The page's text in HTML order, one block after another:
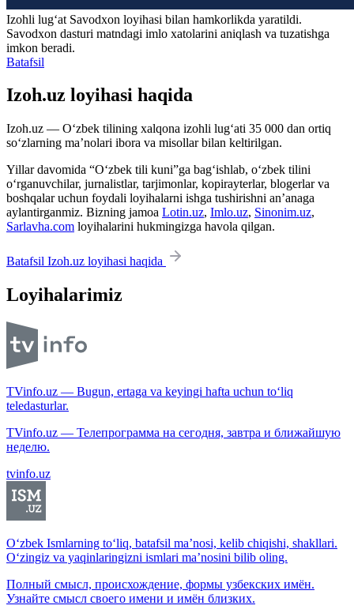
Izohli lugʻat Savodxon loyihasi bilan hamkorlikda yaratildi.
Savodxon dasturi matndagi imlo xatolarini aniqlash va tuzatishga
imkon beradi.
Batafsil
Izoh.uz loyihasi haqida
Izoh.uz — O‘zbek tilining xalqona izohli lug‘ati 35 000 dan ortiq
so‘zlarning ma’nolari ibora va misollar bilan keltirilgan.
Yillar davomida “O‘zbek tili kuni”ga bag‘ishlab, o‘zbek tilini
o‘rganuvchilar, jurnalistlar, tarjimonlar, kopirayterlar, blogerlar va
boshqalar uchun foydali loyihalarni ishga tushirishni an’anaga
aylantirganmiz. Bizning jamoa Lotin.uz, Imlo.uz, Sinonim.uz,
Sarlavha.com loyihalarini hukmingizga havola qilgan.
Batafsil Izoh.uz loyihasi haqida
Loyihalarimiz
TVinfo.uz — Bugun, ertaga va keyingi hafta uchun to‘liq
teledasturlar.
TVinfo.uz — Телепрограмма на сегодня, завтра и ближайшую
неделю.
tvinfo.uz
O‘zbek Ismlarning to‘liq, batafsil ma’nosi, kelib chiqishi, shakllari.
O‘zingiz va yaqinlaringizni ismlari ma’nosini bilib oling.
Полный смысл, происхождение, формы узбекских имён.
Узнайте смысл своего имени и имён близких.